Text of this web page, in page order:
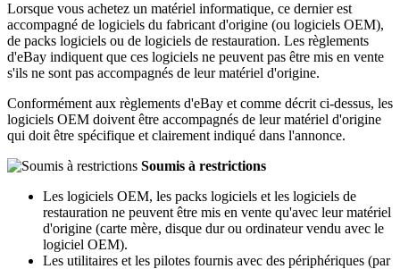
Lorsque vous achetez un matériel informatique, ce dernier est
accompagné de logiciels du fabricant d'origine (ou logiciels OEM),
de packs logiciels ou de logiciels de restauration. Les règlements
d'eBay indiquent que ces logiciels ne peuvent pas être mis en vente
s'ils ne sont pas accompagnés de leur matériel d'origine.
Conformément aux règlements d'eBay et comme décrit ci-dessus, les
logiciels OEM doivent être accompagnés de leur matériel d'origine
qui doit être spécifique et clairement indiqué dans l'annonce.
Soumis à restrictions
Les logiciels OEM, les packs logiciels et les logiciels de
restauration ne peuvent être mis en vente qu'avec leur matériel
d'origine (carte mère, disque dur ou ordinateur vendu avec le
logiciel OEM).
Les utilitaires et les pilotes fournis avec des périphériques (par